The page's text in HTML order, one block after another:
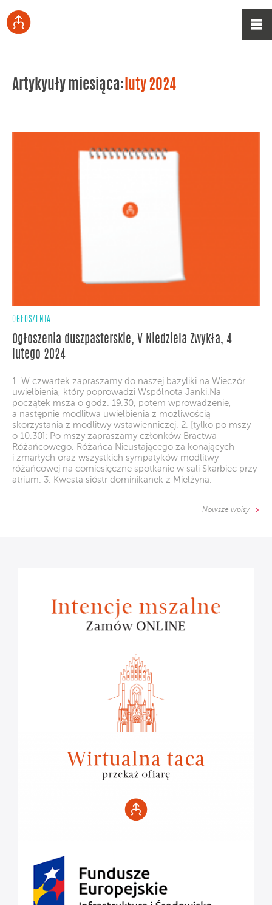
Artykyuły miesiąca: luty 2024
OGŁOSZENIA
Ogłoszenia duszpasterskie, V Niedziela Zwykła, 4
lutego 2024
1. W czwartek zapraszamy do naszej bazyliki na Wieczór
uwielbienia, który poprowadzi Wspólnota Janki.Na
początek msza o godz. 19.30, potem wprowadzenie,
a następnie modlitwa uwielbienia z możliwością
skorzystania z modlitwy wstawienniczej. 2. [tylko po mszy
o 10.30]: Po mszy zapraszamy członków Bractwa
Różańcowego, Różańca Nieustającego za konających
i zmarłych oraz wszystkich sympatyków modlitwy
różańcowej na comiesięczne spotkanie w sali Skarbiec przy
atrium. 3. Kwesta sióstr dominikanek z Mielżyna.
Nowsze wpisy